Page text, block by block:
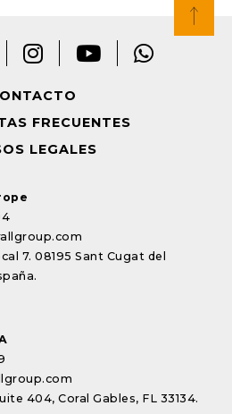
FRECUENTES
LEGALES
7. 08195 Sant Cugat del
404, Coral Gables, FL 33134.